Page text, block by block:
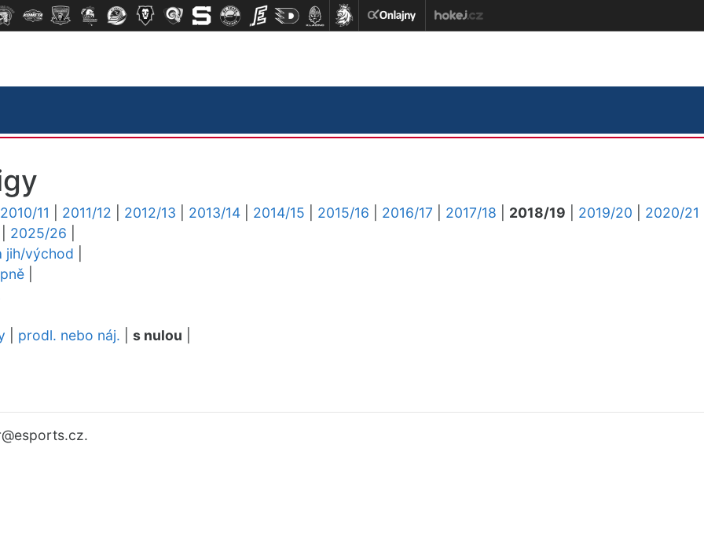
2010/11 2011/12 2012/13 2013/14 2014/15 2015/16 2016/17 2017/18 2018/19 2019/20
2020/21
2025/26
jih/východ
prodl. nebo náj. s nulou
@esports.cz.